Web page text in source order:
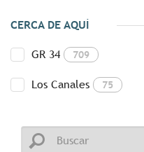
CERCA DE AQUÍ
GR 34 709
Los Canales 75